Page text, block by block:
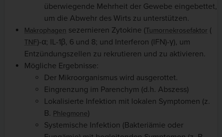
überwiegende Mehrheit der Gewebe eingebettet,
um die Abwehr des Wirts zu unterstützen.
Makrophagen sezernieren Zytokine (Tumornekrosefaktor (
TNF)-α; IL-1β, 6 und 8; und Interferon (IFN)-γ), um
Entzündungszellen zu rekrutieren und zu aktivieren.
Mögliche Ergebnisse:
Der Mikroorganismus wird ausgerottet.
Eingrenzung im Parenchym (d.h. Abszess)
Lokalisierte Infektion mit lokalen Symptomen (z.
B. Phlegmone)
Systemische Infektion (Bakteriämie oder